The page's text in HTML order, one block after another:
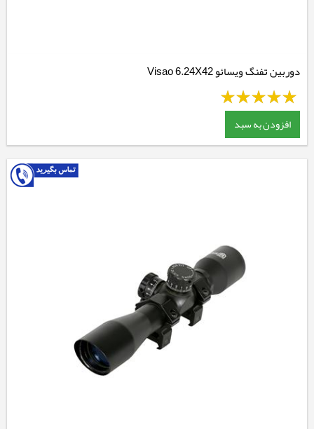
دوربین تفنگ ویسائو Visao 6.24X42
افزودن به سبد